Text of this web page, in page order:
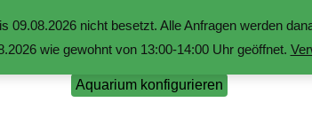
nicht besetzt. Alle Anfragen werden
wie gewohnt von 13:00-14:00 Uhr geöffnet.
Aquarium konfigurieren